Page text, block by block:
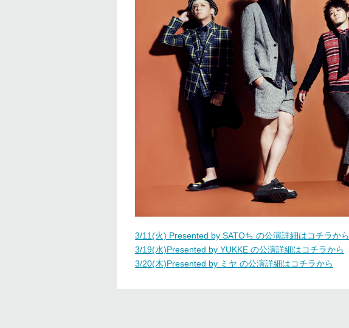
3/11(火) Presented by SATOち の公演詳細はコチラから
3/19(水)Presented by YUKKE の公演詳細はコチラから
3/20(木)Presented by ミヤ の公演詳細はコチラから